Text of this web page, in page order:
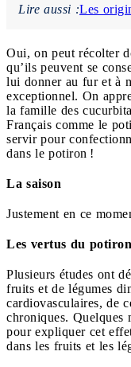
Lire aussi :Les
Oui, on peut récolter
qu’ils peuvent se
lui donner au fur et à
exceptionnel. On
la famille des
Français comme le
servir pour
dans le potiron !
La saison
Justement en ce
Les vertus du potiron
Plusieurs études ont
fruits et de légumes
cardiovasculaires, de
chroniques. Quelques
pour expliquer cet
dans les fruits et les